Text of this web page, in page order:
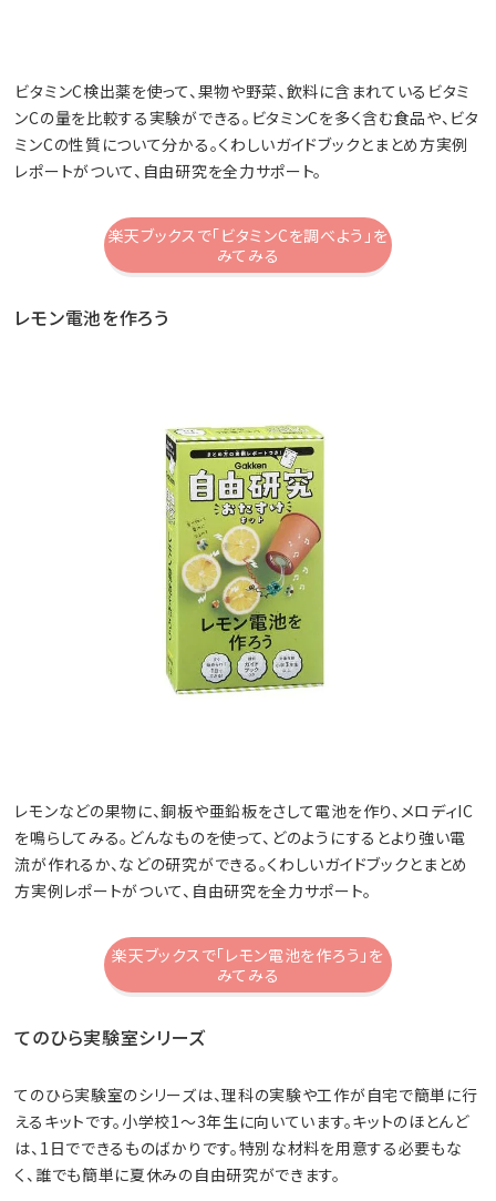
ビタミンC検出薬を使って、果物や野菜、飲料に含まれているビタミ
ンCの量を比較する実験ができる。ビタミンCを多く含む食品や、ビタ
ミンCの性質について分かる。くわしいガイドブックとまとめ方実例
レポートがついて、自由研究を全力サポート。
楽天ブックスで「ビタミンCを調べよう」を
みてみる
レモン電池を作ろう
レモンなどの果物に、銅板や亜鉛板をさして電池を作り、メロディIC
を鳴らしてみる。どんなものを使って、どのようにするとより強い電
流が作れるか、などの研究ができる。くわしいガイドブックとまとめ
方実例レポートがついて、自由研究を全力サポート。
楽天ブックスで「レモン電池を作ろう」を
みてみる
てのひら実験室シリーズ
てのひら実験室のシリーズは、理科の実験や工作が自宅で簡単に行
えるキットです。小学校1～3年生に向いています。キットのほとんど
は、1日でできるものばかりです。特別な材料を用意する必要もな
く、誰でも簡単に夏休みの自由研究ができます。